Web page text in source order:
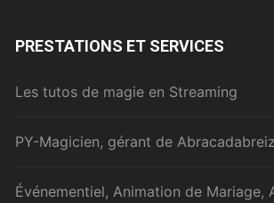
PRESTATIONS ET SERVICES
Les tutos de magie en Streaming
PY-Magicien, gérant de
Événementiel, Animation de Mariage,